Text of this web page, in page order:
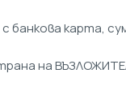
банкова карта,
на